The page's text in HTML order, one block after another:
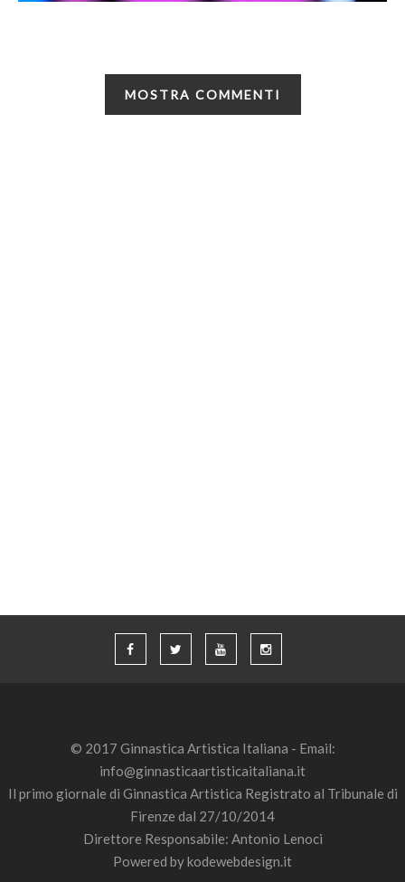
MOSTRA COMMENTI
© 2017 Ginnastica Artistica Italiana - Email:
info@ginnasticaartisticaitaliana.it
Il primo giornale di Ginnastica Artistica Registrato al Tribunale di
Firenze dal 27/10/2014
Direttore Responsabile: Antonio Lenoci
Powered bykodewebdesign.it